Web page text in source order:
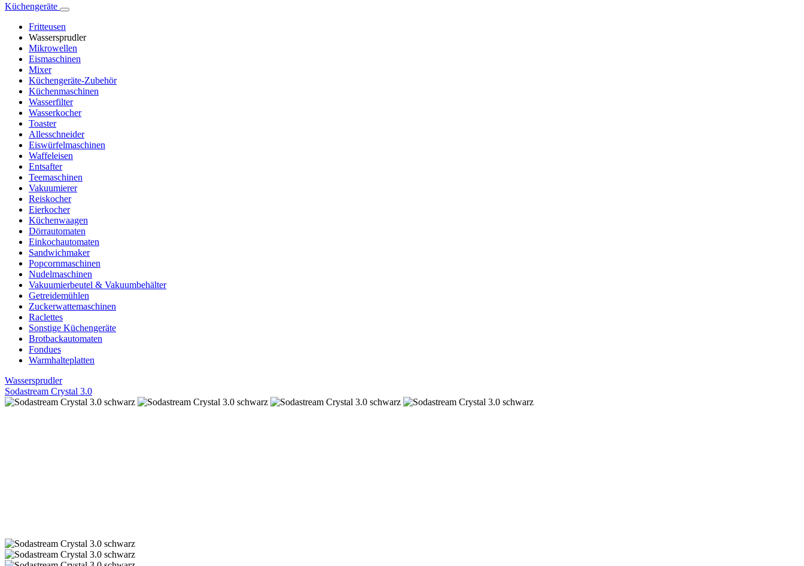
Küchengeräte
Fritteusen
Wassersprudler
Mikrowellen
Eismaschinen
Mixer
Küchengeräte-Zubehör
Küchenmaschinen
Wasserfilter
Wasserkocher
Toaster
Allesschneider
Eiswürfelmaschinen
Waffeleisen
Entsafter
Teemaschinen
Vakuumierer
Reiskocher
Eierkocher
Küchenwaagen
Dörrautomaten
Einkochautomaten
Sandwichmaker
Popcornmaschinen
Nudelmaschinen
Vakuumierbeutel & Vakuumbehälter
Getreidemühlen
Zuckerwattemaschinen
Raclettes
Sonstige Küchengeräte
Brotbackautomaten
Fondues
Warmhalteplatten
Wassersprudler
Sodastream Crystal 3.0